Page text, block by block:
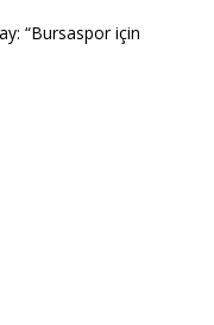
“Bursaspor için